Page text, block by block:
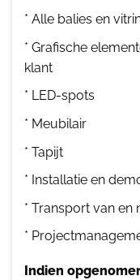
* Alle balies en
* Grafische
klant
* LED-spots
* Meubilair
* Tapijt
* Installatie en
* Transport van en
*
Indien